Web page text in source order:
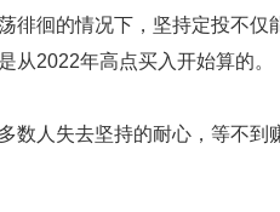
徘徊的情况下，坚持定投不仅
从2022年高点买入开始算的。
数人失去坚持的耐心，等不到